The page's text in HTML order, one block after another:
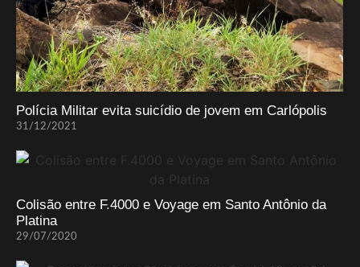
Polícia Militar evita suicídio de jovem em Carlópolis
31/12/2021
Colisão entre F.4000 e Voyage em Santo Antônio da
Platina
29/07/2020